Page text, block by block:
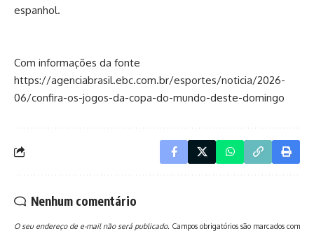
espanhol.
Com informações da fonte
https://agenciabrasil.ebc.com.br/esportes/noticia/2026-
06/confira-os-jogos-da-copa-do-mundo-deste-domingo
Nenhum comentário
O seu endereço de e-mail não será publicado. Campos obrigatórios são marcados com